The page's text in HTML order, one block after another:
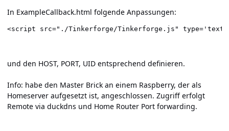
In ExampleCallback.html folgende Anpassungen:
und den HOST, PORT, UID entsprechend definieren.
Info: habe den Master Brick an einem Raspberry, der als
Homeserver aufgesetzt ist, angeschlossen. Zugriff erfolgt
Remote via duckdns und Home Router Port forwarding.